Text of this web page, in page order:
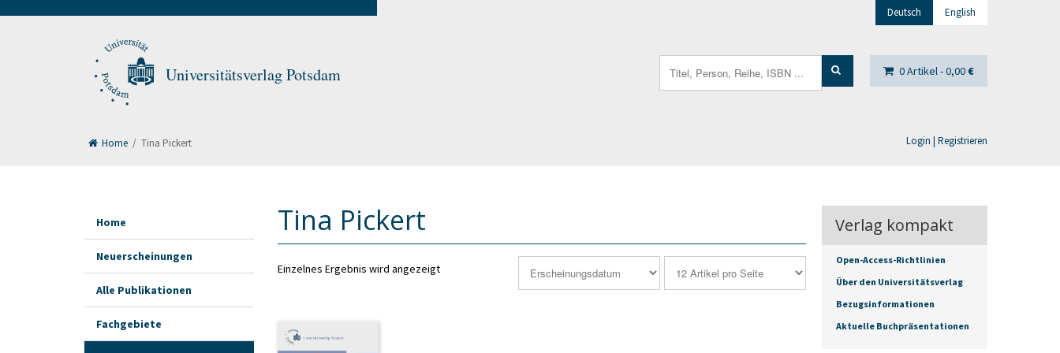
Universitätsverlag Potsdam
Deutsch English
0 Artikel -0,00€
Login | Registrieren
for:
Home / Tina Pickert
Tina Pickert
Einzelnes Ergebnis wird angezeigt
Home
Neuerscheinungen
Alle Publikationen
Fachgebiete
Verlag kompakt
Open-Access-Richtlinien
Über den Universitätsverlag
Bezugsinformationen
Aktuelle Buchpräsentationen